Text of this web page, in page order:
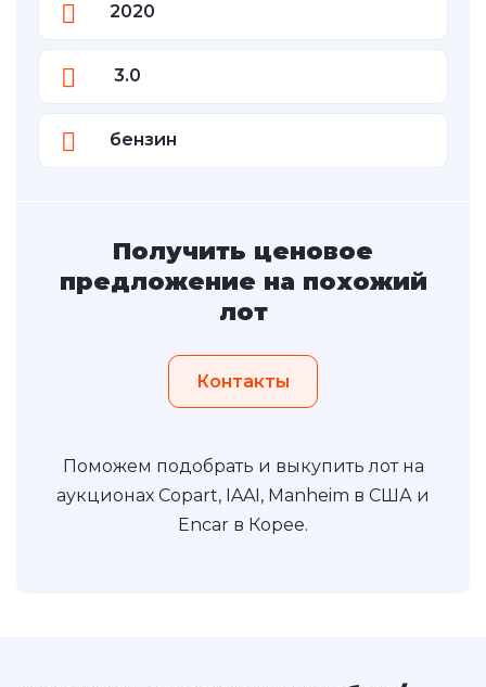
2020
3.0
бензин
Получить ценовое
предложение на похожий
лот
Контакты
Поможем подобрать и выкупить лот на
аукционах Copart, IAAI, Manheim в США и
Encar в Корее.